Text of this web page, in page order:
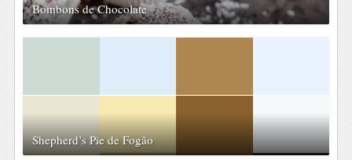
Bombons de Chocolate
Shepherd’s Pie de Fogão